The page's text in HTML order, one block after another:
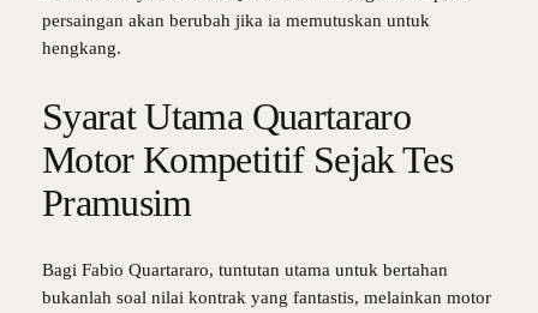
persaingan akan berubah jika ia memutuskan untuk
hengkang.
Syarat Utama Quartararo
Motor Kompetitif Sejak Tes
Pramusim
Bagi Fabio Quartararo, tuntutan utama untuk bertahan
bukanlah soal nilai kontrak yang fantastis, melainkan motor